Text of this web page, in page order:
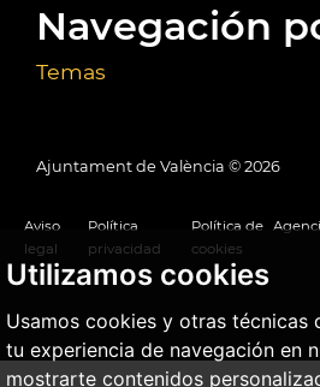
Utilizamos cookies
Usamos cookies y otras técnicas
tu experiencia de navegación en
mostrarte contenidos
Navegación
Temas
Ajuntament de València © 2026
Aviso
legal
Política
privacidad
Política de
cookies